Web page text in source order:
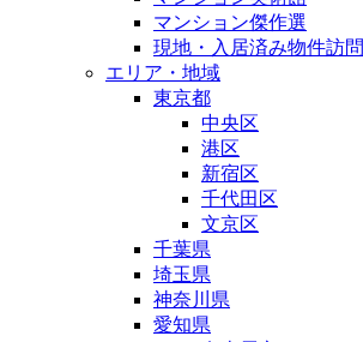
マンション傑作選
現地・入居済み物件訪問
エリア・地域
東京都
中央区
港区
新宿区
千代田区
文京区
千葉県
埼玉県
神奈川県
愛知県